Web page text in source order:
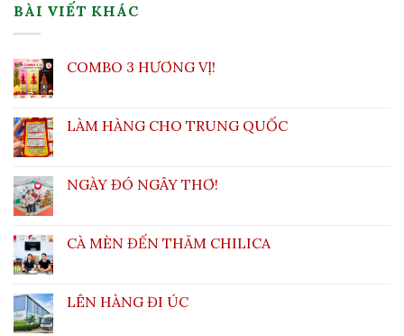
BÀI VIẾT KHÁC
COMBO 3 HƯƠNG VỊ!
LÀM HÀNG CHO TRUNG QUỐC
NGÀY ĐÓ NGÂY THƠ!
CÀ MÈN ĐẾN THĂM CHILICA
LÊN HÀNG ĐI ÚC